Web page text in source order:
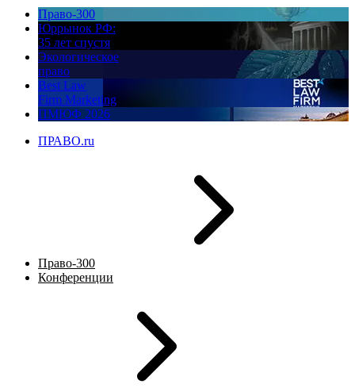
Право-300
Юррынок РФ:
35 лет спустя
Экологическое
право
Best Law
Firm Marketing
ПМЮФ 2026
ПРАВО.ru
Право-300
Конференции